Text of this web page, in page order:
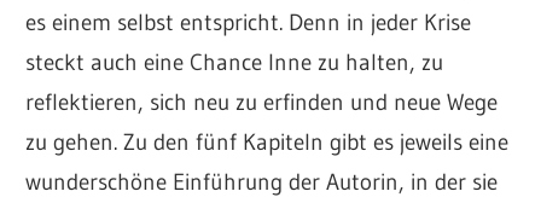
es einem selbst entspricht. Denn in jeder Krise
steckt auch eine Chance Inne zu halten, zu
reflektieren, sich neu zu erfinden und neue Wege
zu gehen. Zu den fünf Kapiteln gibt es jeweils eine
wunderschöne Einführung der Autorin, in der sie